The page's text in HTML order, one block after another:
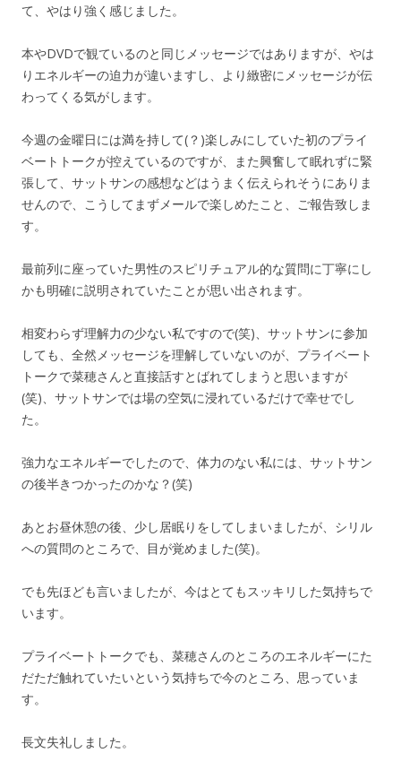
て、やはり強く感じました。
本やDVDで観ているのと同じメッセージではありますが、やは
りエネルギーの迫力が違いますし、より緻密にメッセージが伝
わってくる気がします。
今週の金曜日には満を持して(？)楽しみにしていた初のプライ
ベートトークが控えているのですが、また興奮して眠れずに緊
張して、サットサンの感想などはうまく伝えられそうにありま
せんので、こうしてまずメールで楽しめたこと、ご報告致しま
す。
最前列に座っていた男性のスピリチュアル的な質問に丁寧にし
かも明確に説明されていたことが思い出されます。
相変わらず理解力の少ない私ですので(笑)、サットサンに参加
しても、全然メッセージを理解していないのが、プライベート
トークで菜穂さんと直接話すとばれてしまうと思いますが
(笑)、サットサンでは場の空気に浸れているだけで幸せでし
た。
強力なエネルギーでしたので、体力のない私には、サットサン
の後半きつかったのかな？(笑)
あとお昼休憩の後、少し居眠りをしてしまいましたが、シリル
への質問のところで、目が覚めました(笑)。
でも先ほども言いましたが、今はとてもスッキリした気持ちで
います。
プライベートトークでも、菜穂さんのところのエネルギーにた
だただ触れていたいという気持ちで今のところ、思っていま
す。
長文失礼しました。